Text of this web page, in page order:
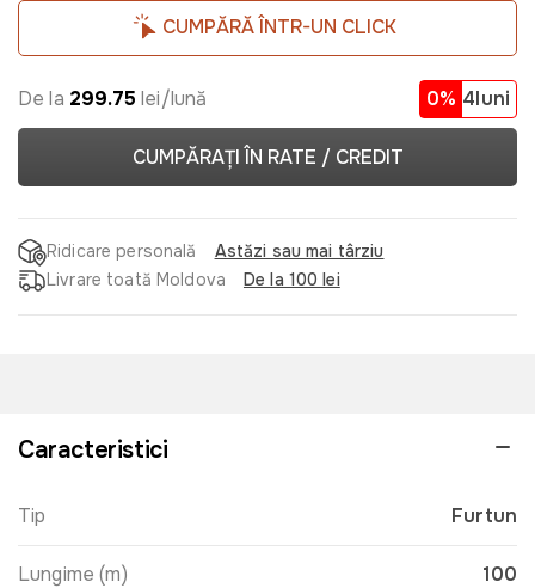
CUMPĂRĂ ÎNTR-UN CLICK
De la 299.75 lei/lună 0% 4luni
CUMPĂRAȚI ÎN RATE / CREDIT
Ridicare personală
Astăzi sau mai târziu
Livrare toată Moldova
De la 100 lei
Caracteristici
Tip Furtun
Lungime (m) 100